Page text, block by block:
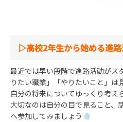
▷高校2年生から始める進
最近では早い段階で進路活動がス
りたい職業」「やりたいこと」は
自分の将来についてゆっくり考え
大切なのは自分の目で見ること、
へ参加してみましょう